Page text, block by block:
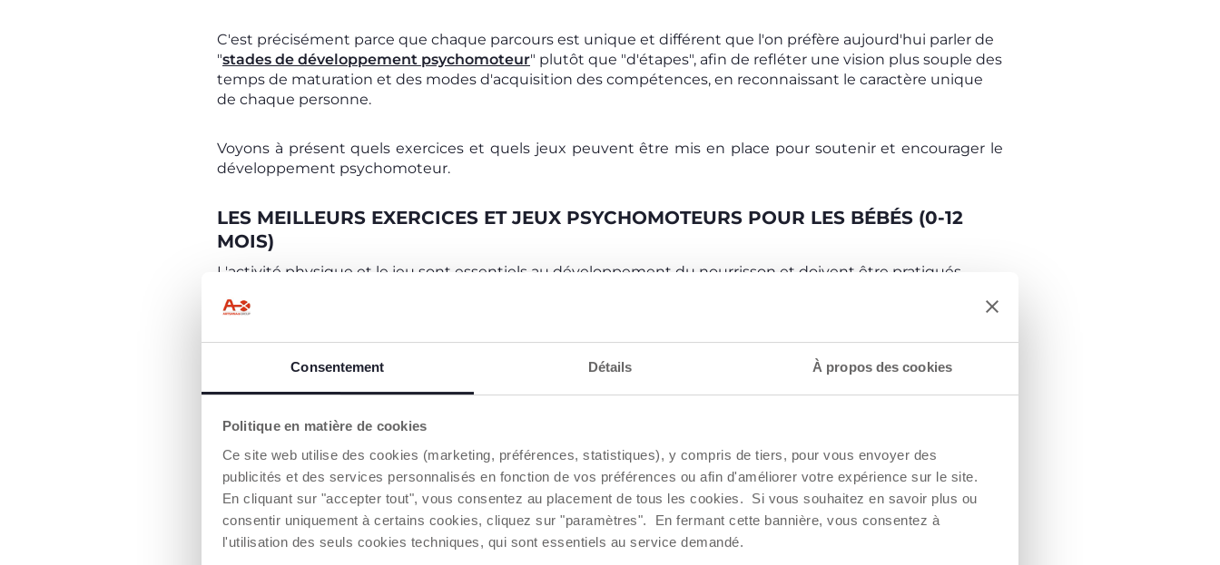
Consentement Détails À propos des cookies
Politique en matière de cookies
Ce site web utilise des cookies (marketing, préférences, statistiques), y compris de tiers, pour vous envoyer des
publicités et des services personnalisés en fonction de vos préférences ou afin d'améliorer votre expérience sur le site.
En cliquant sur "accepter tout", vous consentez au placement de tous les cookies. Si vous souhaitez en savoir plus ou
consentir uniquement à certains cookies, cliquez sur "paramètres". En fermant cette bannière, vous consentez à
l'utilisation des seuls cookies techniques, qui sont essentiels au service demandé.
C'est précisément parce que chaque parcours est unique et différent que l'on préfère aujourd'hui parler de
"stades de développement psychomoteur" plutôt que "d'étapes", afin de refléter une vision plus souple des
temps de maturation et des modes d'acquisition des compétences, en reconnaissant le caractère unique
de chaque personne.
Voyons à présent quels exercices et quels jeux peuvent être mis en place pour soutenir et encourager le
développement psychomoteur.
LES MEILLEURS EXERCICES ET JEUX PSYCHOMOTEURS POUR LES BÉBÉS (0-12
MOIS)
L'activité physique et le jeu sont essentiels au développement du nourrisson et doivent être pratiqués
à s'asseoir, à ramper, à se tenir debout et finalement à marcher. Pour développer toutes ces aptitudes, il
Tummy Time:ce concept fait référence au temps que le nourrisson passe sur le ventrelorsqu'il est
éveillé. Cet exercice psychomoteur est crucial car ilaide à développer les muscles du cou, de la tête et
de la partie supérieure du tronc
s'asseoir, à ramper et à se tenir debout lorsqu'il sera plus grand. Cette position est également
importante pour l'enfant car elle lui permet d'avoir une perspective/un point de vue différent pour
observer son environnement et est donc stimulante non seulement pour sa vue mais aussi pour son
développement cognitif. Pour stimuler et divertir l'enfant,les tapis de jeu et les tapis d'éveilavec des
jouets suspendus sont particulièrement utiles. Il est important que l'enfant soit accompagné d'un
adulte pendant le tummy time et qu'il ne soit jamais laissé seul.
Étirements et mouvements des bras :